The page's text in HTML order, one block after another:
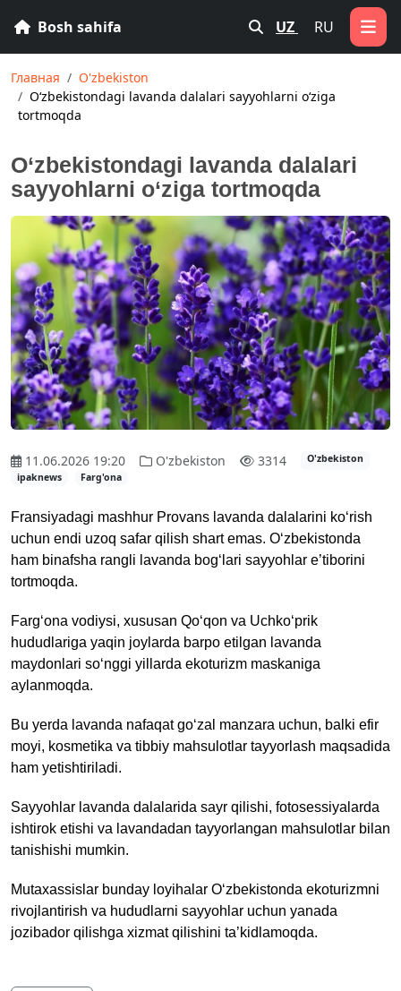
Bosh sahifa UZ RU
Главная
O'zbekiston
O‘zbekistondagi lavanda dalalari sayyohlarni o‘ziga
tortmoqda
O‘zbekistondagi lavanda dalalari
sayyohlarni o‘ziga tortmoqda
11.06.2026 19:20 O'zbekiston 3314
O'zbekiston
ipaknews
Farg'ona
Fransiyadagi mashhur Provans lavanda dalalarini ko‘rish
uchun endi uzoq safar qilish shart emas. O‘zbekistonda
ham binafsha rangli lavanda bog‘lari sayyohlar e’tiborini
tortmoqda.
Farg‘ona vodiysi, xususan Qo‘qon va Uchko‘prik
hududlariga yaqin joylarda barpo etilgan lavanda
maydonlari so‘nggi yillarda ekoturizm maskaniga
aylanmoqda.
Bu yerda lavanda nafaqat go‘zal manzara uchun, balki efir
moyi, kosmetika va tibbiy mahsulotlar tayyorlash maqsadida
ham yetishtiriladi.
Sayyohlar lavanda dalalarida sayr qilishi, fotosessiyalarda
ishtirok etishi va lavandadan tayyorlangan mahsulotlar bilan
tanishishi mumkin.
Mutaxassislar bunday loyihalar O‘zbekistonda ekoturizmni
rivojlantirish va hududlarni sayyohlar uchun yanada
jozibador qilishga xizmat qilishini ta’kidlamoqda.